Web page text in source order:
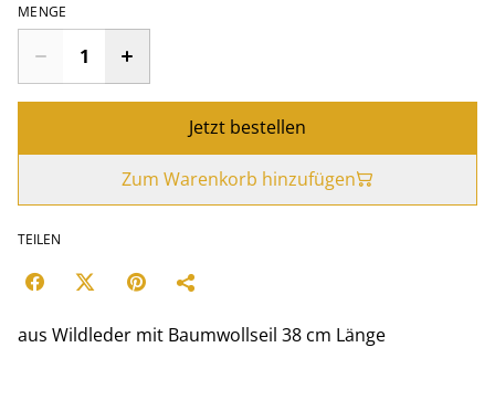
MENGE
Jetzt bestellen
Zum Warenkorb hinzufügen
TEILEN
aus Wildleder mit Baumwollseil 38 cm Länge